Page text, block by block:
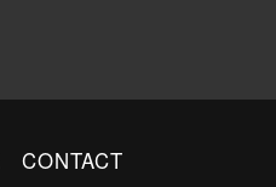
CONTACT